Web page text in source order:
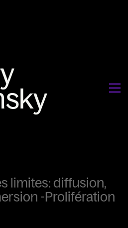
limites: diffusion,
-Prolifération